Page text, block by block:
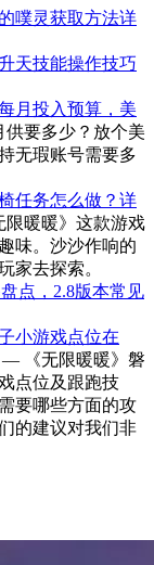
噗灵获取方法详
天技能操作技巧
月投入预算，美
要多少？放个美
无瑕账号需要多
任务怎么做？详
暖暖》这款游戏
味。沙沙作响的
家去探索。
点，2.8版本常见
小游戏点位在
— 《无限暖暖》磐
点位及跟跑技
要哪些方面的攻
的建议对我们非